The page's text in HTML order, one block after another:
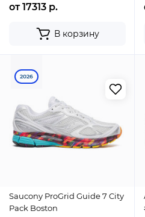
от 17313 р.
В корзину
2026
Saucony ProGrid Guide 7 City
Pack Boston